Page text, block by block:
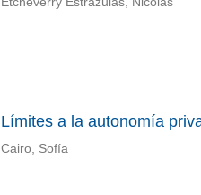
Límites a la autonomía
Cairo, Sofía